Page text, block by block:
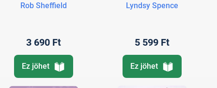
Rob Sheffield
3 690 Ft
Ez jöhet
Lyndsy Spence
5 599 Ft
Ez jöhet